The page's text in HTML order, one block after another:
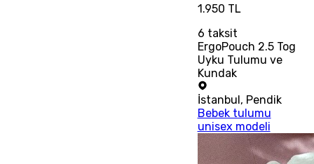
1.950 TL
6 taksit
ErgoPouch 2.5 Tog
Uyku Tulumu ve
Kundak
İstanbul, Pendik
Bebek tulumu
unisex modeli